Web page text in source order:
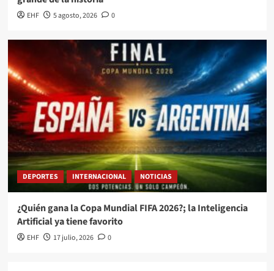
EHF 5 agosto, 2026 0
DEPORTES INTERNACIONAL NOTICIAS
¿Quién gana la Copa Mundial FIFA 2026?; la Inteligencia
Artificial ya tiene favorito
EHF 17 julio, 2026 0